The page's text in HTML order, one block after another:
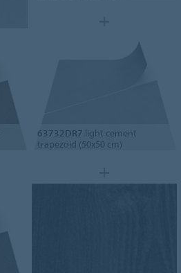
63732DR7 light cement
trapezoid (50x50 cm)